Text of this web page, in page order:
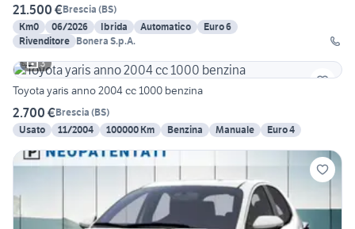
21.500 €Brescia (BS)
Km0
06/2026 Ibrida Automatico
Euro 6
Rivenditore Bonera S.p.A.
3
Toyota yaris anno 2004 cc 1000 benzina
2.700 €Brescia (BS)
Usato
11/2004 100000 Km Benzina Manuale Euro 4